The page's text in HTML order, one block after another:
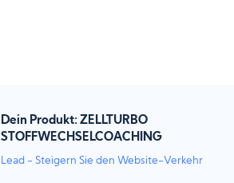
Dein Produkt: ZELLTURBO
STOFFWECHSELCOACHING
Lead - Steigern Sie den Website-Verkehr